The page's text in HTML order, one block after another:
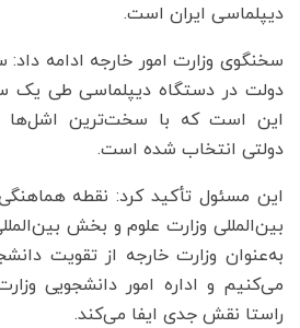
دیپلماسی ایران است.
سخنگوی وزارت امور خارجه ادامه داد:
دولت در دستگاه دیپلماسی طی یک
این است که با سخت‌ترین اشل‌ها
دولتی انتخاب‌ شده است.
این مسئول تأکید کرد: نقطه
بین‌المللی وزارت علوم و بخش
به‌عنوان وزارت خارجه از تقویت
می‌کنیم و اداره امور دانشجویی
راستا نقش جدی ایفا می‌کند.